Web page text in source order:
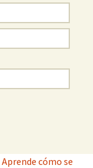
Aprende cómo se